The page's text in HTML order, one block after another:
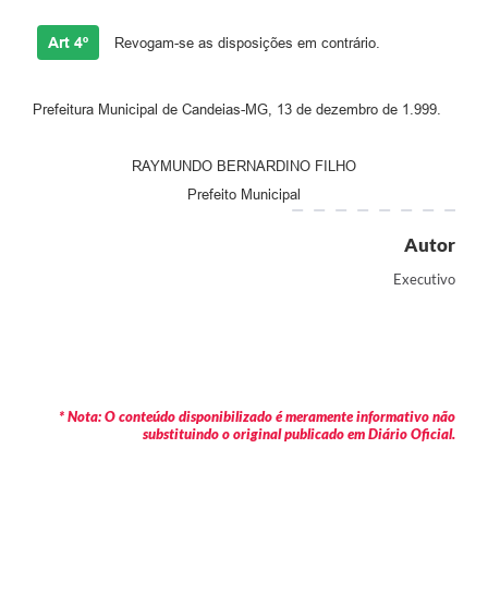
combate à pandemia do COVID -19
Prestação de Contas Secretária de Saúde
Prestação de Contas Secretaria de Educação
Art 4º Revogam-se as disposições em contrário.
Prefeitura Municipal de Candeias-MG, 13 de dezembro de 1.999.
RAYMUNDO BERNARDINO FILHO
Prefeito Municipal
Autor
Executivo
* Nota: O conteúdo disponibilizado é meramente informativo não
substituindo o original publicado em Diário Oficial.